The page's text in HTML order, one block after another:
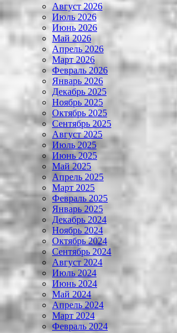
Август 2026
Июль 2026
Июнь 2026
Май 2026
Апрель 2026
Март 2026
Февраль 2026
Январь 2026
Декабрь 2025
Ноябрь 2025
Октябрь 2025
Сентябрь 2025
Август 2025
Июль 2025
Июнь 2025
Май 2025
Апрель 2025
Март 2025
Февраль 2025
Январь 2025
Декабрь 2024
Ноябрь 2024
Октябрь 2024
Сентябрь 2024
Август 2024
Июль 2024
Июнь 2024
Май 2024
Апрель 2024
Март 2024
Февраль 2024